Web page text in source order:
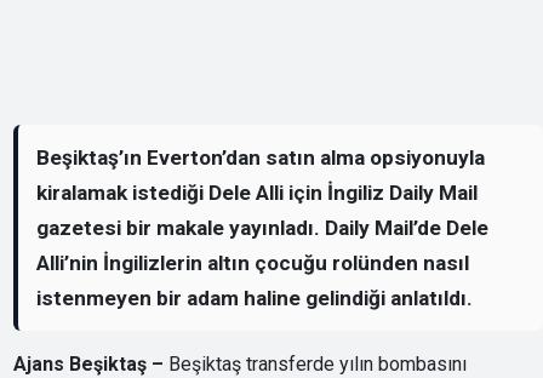
Beşiktaş’ın Everton’dan satın alma opsiyonuyla
kiralamak istediği Dele Alli için İngiliz Daily Mail
gazetesi bir makale yayınladı. Daily Mail’de Dele
Alli’nin İngilizlerin altın çocuğu rolünden nasıl
istenmeyen bir adam haline gelindiği anlatıldı.
Ajans Beşiktaş – Beşiktaş transferde yılın bombasını